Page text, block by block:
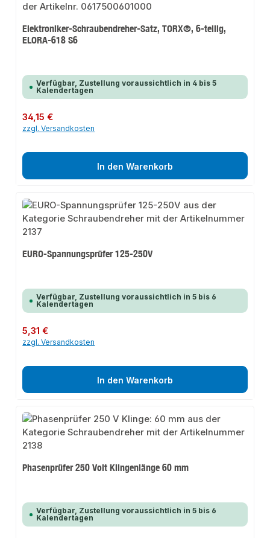
Elektroniker-Schraubendreher-Satz, TORX®, 6-teilig,
ELORA-618 S6
Verfügbar, Zustellung voraussichtlich in 4 bis 5
Kalendertagen
Regulärer Preis:
34,15 €
zzgl. Versandkosten
In den Warenkorb
EURO-Spannungsprüfer 125-250V
Verfügbar, Zustellung voraussichtlich in 5 bis 6
Kalendertagen
Regulärer Preis:
5,31 €
zzgl. Versandkosten
In den Warenkorb
Phasenprüfer 250 Volt Klingenlänge 60 mm
Verfügbar, Zustellung voraussichtlich in 5 bis 6
Kalendertagen